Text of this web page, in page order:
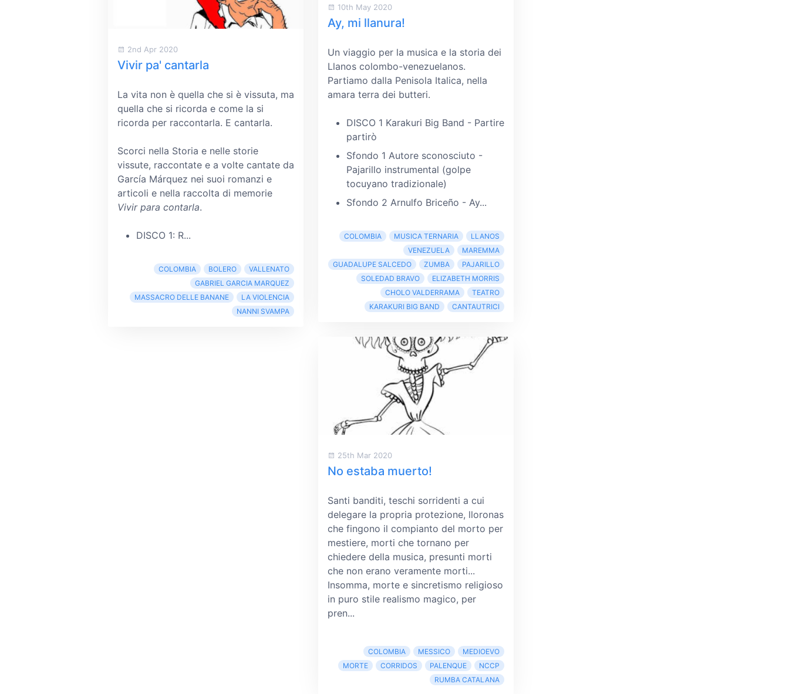
2nd Apr 2020
Vivir pa' cantarla
La vita non è quella che si è vissuta, ma
quella che si ricorda e come la si
ricorda per raccontarla. E cantarla.
Scorci nella Storia e nelle storie
vissute, raccontate e a volte cantate da
García Márquez nei suoi romanzi e
articoli e nella raccolta di memorie
Vivir para contarla.
DISCO 1: R...
COLOMBIA BOLERO
VALLENATO
GABRIEL GARCIA MARQUEZ
MASSACRO DELLE BANANE
LA VIOLENCIA
NANNI SVAMPA
10th May 2020
Ay, mi llanura!
Un viaggio per la musica e la storia dei
Llanos colombo-venezuelanos.
Partiamo dalla Penisola Italica, nella
amara terra dei butteri.
DISCO 1 Karakuri Big Band - Partire
partirò
Sfondo 1 Autore sconosciuto -
Pajarillo instrumental (golpe
tocuyano tradizionale)
Sfondo 2 Arnulfo Briceño - Ay...
COLOMBIA MUSICA TERNARIA
LLANOS
VENEZUELA
MAREMMA
GUADALUPE SALCEDO
ZUMBA
PAJARILLO
SOLEDAD BRAVO
ELIZABETH MORRIS
CHOLO VALDERRAMA
TEATRO
KARAKURI BIG BAND
CANTAUTRICI
25th Mar 2020
No estaba muerto!
Santi banditi, teschi sorridenti a cui
delegare la propria protezione, lloronas
che fingono il compianto del morto per
mestiere, morti che tornano per
chiedere della musica, presunti morti
che non erano veramente morti...
Insomma, morte e sincretismo religioso
in puro stile realismo magico, per
pren...
COLOMBIA MESSICO
MEDIOEVO
MORTE
CORRIDOS PALENQUE
NCCP
RUMBA CATALANA